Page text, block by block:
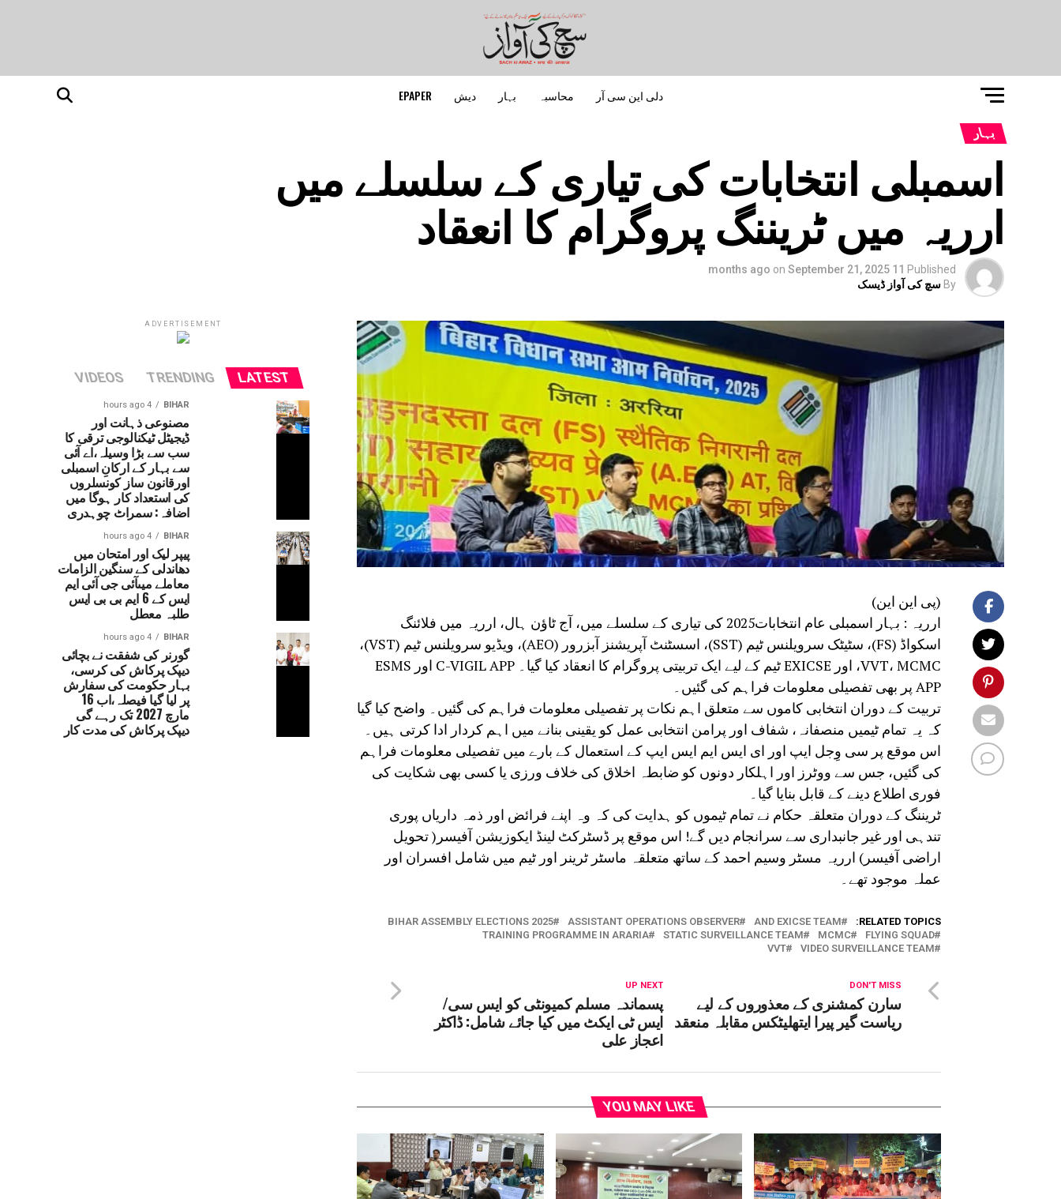
دلی این سی آر محاسبہ بہار دیش EPAPER
بہار
اسمبلی انتخابات کی تیاری کے سلسلے میں
ارریہ میں ٹریننگ پروگرام کا انعقاد
Published
11 months ago
on September 21, 2025
By سچ کی آواز ڈیسک
(پی این این)
ارریہ : بہار اسمبلی عام انتخابات2025 کی تیاری کے سلسلے میں، آج ٹاؤن ہال، ارریہ میں فلائنگ
اسکواڈ (FS)، سٹیٹک سرویلنس ٹیم (SST)، اسسٹنٹ آپریشنز آبزرور (AEO)، ویڈیو سرویلنس ٹیم (VST)،
VVT، MCMC، اور EXICSE ٹیم کے لیے ایک تربیتی پروگرام کا انعقاد کیا گیا۔ C-VIGIL APP اور ESMS
APP پر بھی تفصیلی معلومات فراہم کی گئیں۔
تربیت کے دوران انتخابی کاموں سے متعلق اہم نکات پر تفصیلی معلومات فراہم کی گئیں۔ واضح کیا گیا
کہ یہ تمام ٹیمیں منصفانہ، شفاف اور پرامن انتخابی عمل کو یقینی بنانے میں اہم کردار ادا کرتی ہیں۔
اس موقع پر سی وِجل ایپ اور ای ایس ایم ایس ایپ کے استعمال کے بارے میں تفصیلی معلومات فراہم
کی گئیں، جس سے ووٹرز اور اہلکار دونوں کو ضابطہ اخلاق کی خلاف ورزی یا کسی بھی شکایت کی
فوری اطلاع دینے کے قابل بنایا گیا۔
ٹریننگ کے دوران متعلقہ حکام نے تمام ٹیموں کو ہدایت کی کہ وہ اپنے فرائض اور ذمہ داریاں پوری
تندہی اور غیر جانبداری سے سرانجام دیں گے! اس موقع پر ڈسٹرکٹ لینڈ ایکوزیشن آفیسر( تحویل
اراضی آفیسر) ارریہ مسٹر وسیم احمد کے ساتھ متعلقہ ماسٹر ٹرینر اور ٹیم میں شامل افسران اور
عملہ موجود تھے۔
RELATED TOPICS:
AND EXICSE TEAM
ASSISTANT OPERATIONS OBSERVER
BIHAR ASSEMBLY ELECTIONS 2025
FLYING SQUAD
MCMC
STATIC SURVEILLANCE TEAM
TRAINING PROGRAMME IN ARARIA
VIDEO SURVEILLANCE TEAM
VVT
UP NEXT
پسماندہ مسلم کمیونٹی کو ایس سی/
ایس ٹی ایکٹ میں کیا جائے شامل: ڈاکٹر
اعجاز علی
DON'T MISS
سارن کمشنری کے معذوروں کے لیے
ریاست گیر پیرا ایتھلیٹکس مقابلہ منعقد
YOU MAY LIKE
ADVERTISEMENT
LATEST
TRENDING
VIDEOS
BIHAR
4 hours ago
مصنوعی ذہانت اور
ڈیجیٹل ٹیکنالوجی ترقی کا
سب سے بڑا وسیلہ،اے آئی
سے بہار کے ارکانِ اسمبلی
اورقانون ساز کونسلروں
کی استعداد کار ہوگا میں
اضافہ: سمراٹ چوہدری
BIHAR
4 hours ago
پیپر لیک اور امتحان میں
دھاندلی کے سنگین الزامات
معاملے میںآئی جی آئی ایم
ایس کے 6 ایم بی بی ایس
طلبہ معطل
BIHAR
4 hours ago
گورنر کی شفقت نے بچائی
دیپک پرکاش کی کرسی،
بہار حکومت کی سفارش
پر لیا گیا فیصلہ،اب 16
مارچ 2027 تک رہے گی
دیپک پرکاش کی مدت کار